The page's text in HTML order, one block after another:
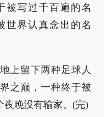
被写过千百遍的名
世界认真念出的名
上留下两种足球人
之巅，一种终于被
夜晚没有输家。(完)